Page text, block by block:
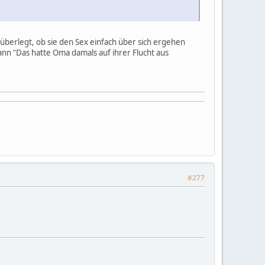
ob sie den Sex einfach über sich ergehen
"Das hatte Oma damals auf ihrer Flucht aus
#277